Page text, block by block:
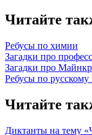
Читайте
Ребусы по химии
Загадки про
Загадки про
Ребусы по русскому
Читайте
Диктанты на тему